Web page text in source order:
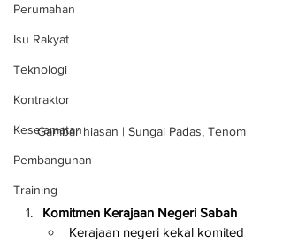
Perumahan
Isu Rakyat
Teknologi
Kontraktor
Keselamatan
Pembangunan
Training
Gambar hiasan | Sungai Padas, Tenom
Komitmen Kerajaan Negeri Sabah
Kerajaan negeri kekal komited